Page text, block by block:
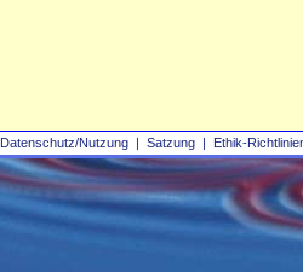
Datenschutz/Nutzung | Satzung | Ethik-